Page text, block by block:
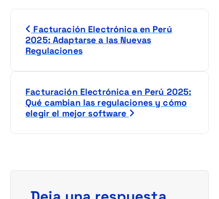
i
Facturación Electrónica en Perú
2025: Adaptarse a las Nuevas
Regulaciones
Facturación Electrónica en Perú 2025:
Qué cambian las regulaciones y cómo
elegir el mejor software